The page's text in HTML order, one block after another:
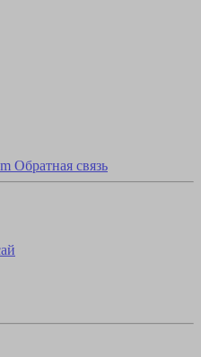
Обратная связь